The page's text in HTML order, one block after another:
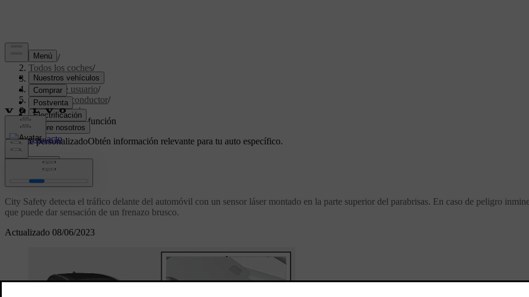
Soporte/
Todos los coches/
V70 2016 /
Manual de usuario/
Apoyo del conductor/
City Safety/
City Safety™ - función
Soporte personalizadoObtén información relevante para tu auto específico.
Iniciar sesión
Actualizado 08/06/2023
City Safety™ - función
City Safety detecta el tráfico delante del automóvil con un sensor láser montado en la parte superior del parabrisas. En caso de peligro
que puede dar sensación de un frenazo brusco.